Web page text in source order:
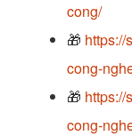
cong/
🎁
cong-
🎁
cong-